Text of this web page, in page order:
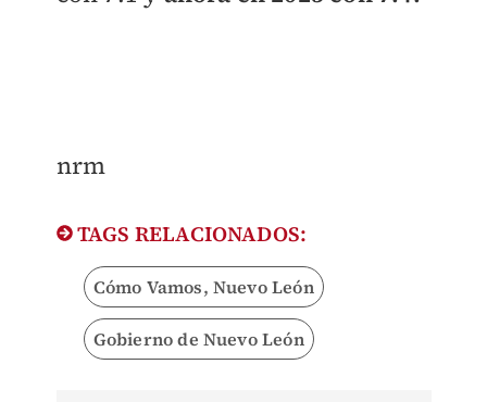
nrm
TAGS RELACIONADOS:
Cómo Vamos, Nuevo León
Gobierno de Nuevo León